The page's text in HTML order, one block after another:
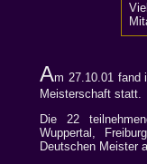
Am 27.10.01 fand
Meisterschaft statt.
Die 22
Wuppertal,
Deutschen Meister